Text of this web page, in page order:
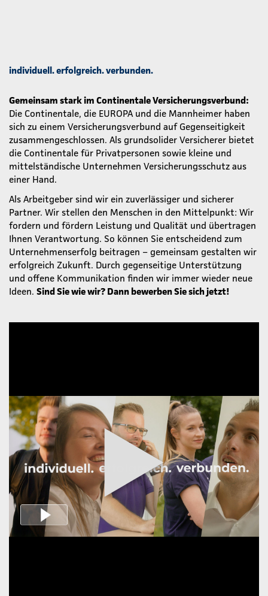
individuell. erfolgreich. verbunden.
Gemeinsam stark im Continentale Versicherungsverbund:
Die Continentale, die EUROPA und die Mannheimer haben
sich zu einem Versicherungsverbund auf Gegenseitigkeit
zusammengeschlossen. Als grundsolider Versicherer bietet
die Continentale für Privatpersonen sowie kleine und
mittelständische Unternehmen Versicherungsschutz aus
einer Hand.
Als Arbeitgeber sind wir ein zuverlässiger und sicherer
Partner. Wir stellen den Menschen in den Mittelpunkt: Wir
fordern und fördern Leistung und Qualität und übertragen
Ihnen Verantwortung. So können Sie entscheidend zum
Unternehmenserfolg beitragen – gemeinsam gestalten wir
erfolgreich Zukunft. Durch gegenseitige Unterstützung
und offene Kommunikation finden wir immer wieder neue
Ideen. Sind Sie wie wir? Dann bewerben Sie sich jetzt!